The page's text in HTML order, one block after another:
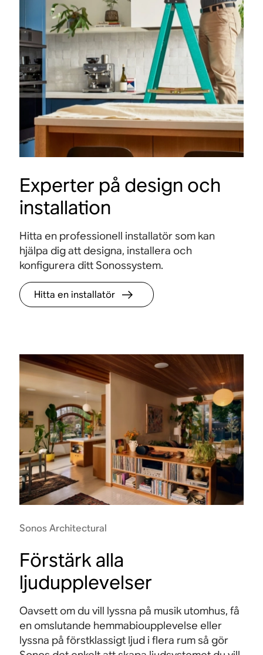
Experter på design och
installation
Hitta en professionell installatör som kan
hjälpa dig att designa, installera och
konfigurera ditt Sonossystem.
Hitta en installatör
Sonos Architectural
Förstärk alla
ljudupplevelser
Oavsett om du vill lyssna på musik utomhus, få
en omslutande hemmabioupplevelse eller
lyssna på förstklassigt ljud i flera rum så gör